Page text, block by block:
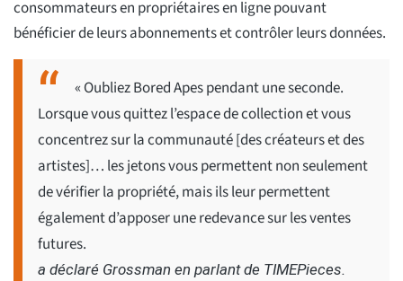
consommateurs en propriétaires en ligne pouvant
bénéficier de leurs abonnements et contrôler leurs données.
« Oubliez Bored Apes pendant une seconde.
Lorsque vous quittez l’espace de collection et vous
concentrez sur la communauté [des créateurs et des
artistes]… les jetons vous permettent non seulement
de vérifier la propriété, mais ils leur permettent
également d’apposer une redevance sur les ventes
futures.
a déclaré Grossman en parlant de TIMEPieces.